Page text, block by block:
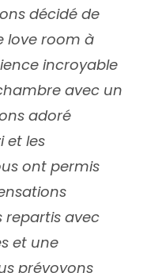
décidé de
love room à
incroyable
avec un
adoré
et les
ont permis
repartis avec
et une
prévoyons